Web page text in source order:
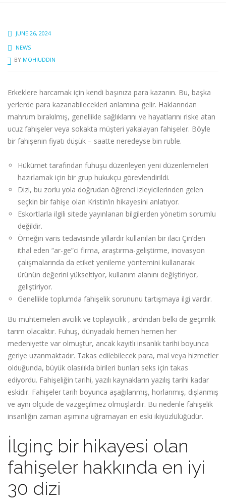
JUNE 26, 2024
NEWS
BY MOHIUDDIN
Erkeklere harcamak için kendi başınıza para kazanın. Bu, başka
yerlerde para kazanabilecekleri anlamına gelir. Haklarından
mahrum bırakılmış, genellikle sağlıklarını ve hayatlarını riske atan
ucuz fahişeler veya sokakta müşteri yakalayan fahişeler. Böyle
bir fahişenin fiyatı düşük – saatte neredeyse bin ruble.
Hükümet tarafından fuhuşu düzenleyen yeni düzenlemeleri
hazırlamak için bir grup hukukçu görevlendirildi.
Dizi, bu zorlu yola doğrudan öğrenci izleyicilerinden gelen
seçkin bir fahişe olan Kristin’in hikayesini anlatıyor.
Eskortlarla ilgili sitede yayınlanan bilgilerden yönetim sorumlu
değildir.
Örneğin varis tedavisinde yıllardır kullanılan bir ilacı Çin’den
ithal eden “ar-ge”ci firma, araştırma-geliştirme, inovasyon
çalışmalarında da etiket yenileme yöntemini kullanarak
ürünün değerini yükseltiyor, kullanım alanını değiştiriyor,
geliştiriyor.
Genellikle toplumda fahişelik sorununu tartışmaya ilgi vardır.
Bu muhtemelen avcılık ve toplayıcılık , ardından belki de geçimlik
tarım olacaktır. Fuhuş, dünyadaki hemen hemen her
medeniyette var olmuştur, ancak kayıtlı insanlık tarihi boyunca
geriye uzanmaktadır. Takas edilebilecek para, mal veya hizmetler
olduğunda, büyük olasılıkla birileri bunları seks için takas
ediyordu. Fahişeliğin tarihi, yazılı kaynakların yazılış tarihi kadar
eskidir. Fahişeler tarih boyunca aşağılanmış, horlanmış, dışlanmış
ve aynı ölçüde de vazgeçilmez olmuşlardır. Bu nedenle fahişelik
insanlığın zaman aşımına uğramayan en eski ikiyüzlülüğüdür.
İlginç bir hikayesi olan
fahişeler hakkında en iyi
30 dizi